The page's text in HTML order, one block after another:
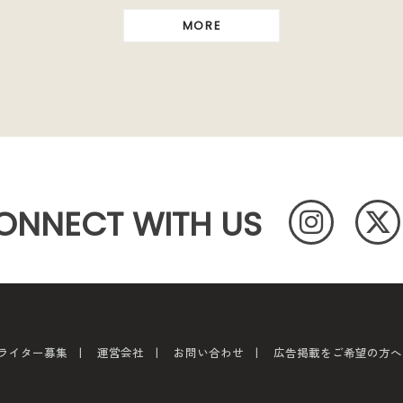
MORE
WITH US
イター募集 運営会社 お問い合わせ 広告掲載をご希望の方へ